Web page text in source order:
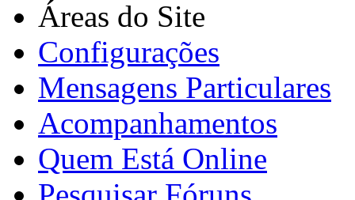
Áreas do Site
Configurações
Mensagens Particulares
Acompanhamentos
Quem Está Online